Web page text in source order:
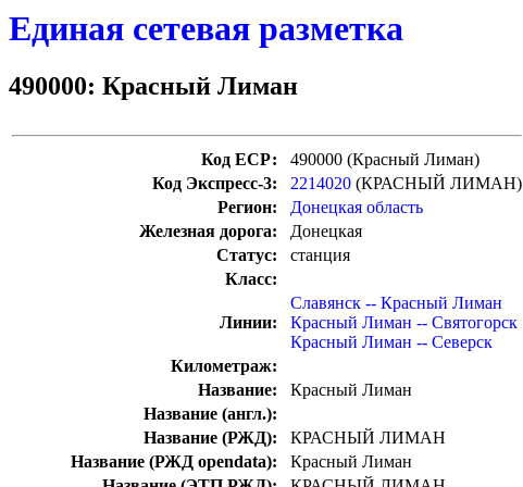
Единая сетевая разметка
490000: Красный Лиман
Код ЕСР:
490000 (Красный Лиман)
Код Экспресс-3:
2214020 (КРАСНЫЙ ЛИМАН)
Регион:
Донецкая область
Железная дорога:
Донецкая
Статус:
станция
Класс:
Линии:
Славянск -- Красный Лиман
Красный Лиман -- Святогорск
Красный Лиман -- Северск
Километраж:
Название:
Красный Лиман
Название (англ.):
Название (РЖД):
КРАСНЫЙ ЛИМАН
Название (РЖД opendata):
Красный Лиман